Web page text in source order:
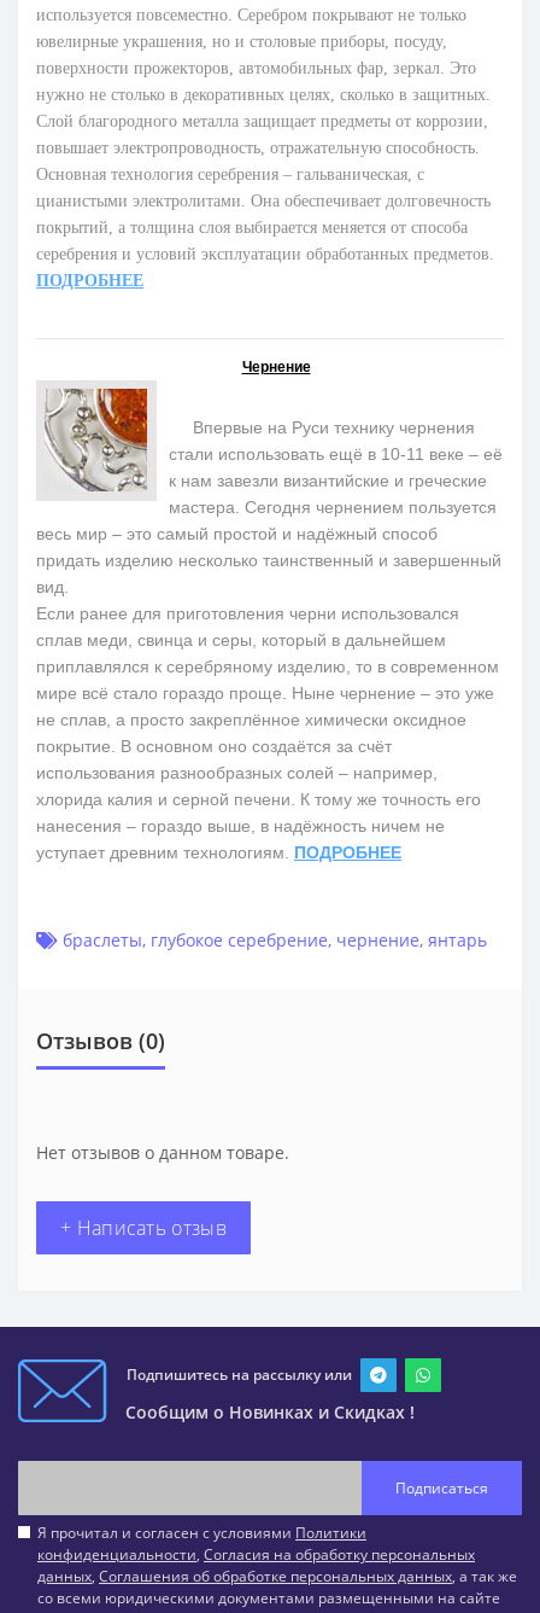
используется повсеместно. Серебром покрывают не только
ювелирные украшения, но и столовые приборы, посуду,
поверхности прожекторов, автомобильных фар, зеркал. Это
нужно не столько в декоративных целях, сколько в защитных.
Слой благородного металла защищает предметы от коррозии,
повышает электропроводность, отражательную способность.
Основная технология серебрения – гальваническая, с
цианистыми электролитами. Она обеспечивает долговечность
покрытий, а толщина слоя выбирается меняется от способа
серебрения и условий эксплуатации обработанных предметов.
ПОДРОБНЕЕ
Чернение
Впервые на Руси технику чернения
стали использовать ещё в 10-11 веке – её
к нам завезли византийские и греческие
мастера. Сегодня чернением пользуется
весь мир – это самый простой и надёжный способ
придать изделию несколько таинственный и завершенный
вид.
Если ранее для приготовления черни использовался
сплав меди, свинца и серы, который в дальнейшем
приплавлялся к серебряному изделию, то в современном
мире всё стало гораздо проще. Ныне чернение – это уже
не сплав, а просто закреплённое химически оксидное
покрытие. В основном оно создаётся за счёт
использования разнообразных солей – например,
хлорида калия и серной печени. К тому же точность его
нанесения – гораздо выше, в надёжность ничем не
уступает древним технологиям. ПОДРОБНЕЕ
браслеты, глубокое серебрение, чернение, янтарь
Отзывов (0)
Нет отзывов о данном товаре.
+ Написать отзыв
Подпишитесь на рассылку или
Сообщим о Новинках и Скидках !
Подписаться
Я прочитал и согласен с условиями Политики
конфиденциальности, Согласия на обработку персональных
данных, Соглашения об обработке персональных данных, а так же
со всеми юридическими документами размещенными на сайте